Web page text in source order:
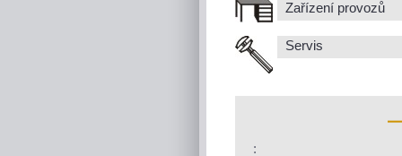
Zařízení provozů
Servis
: